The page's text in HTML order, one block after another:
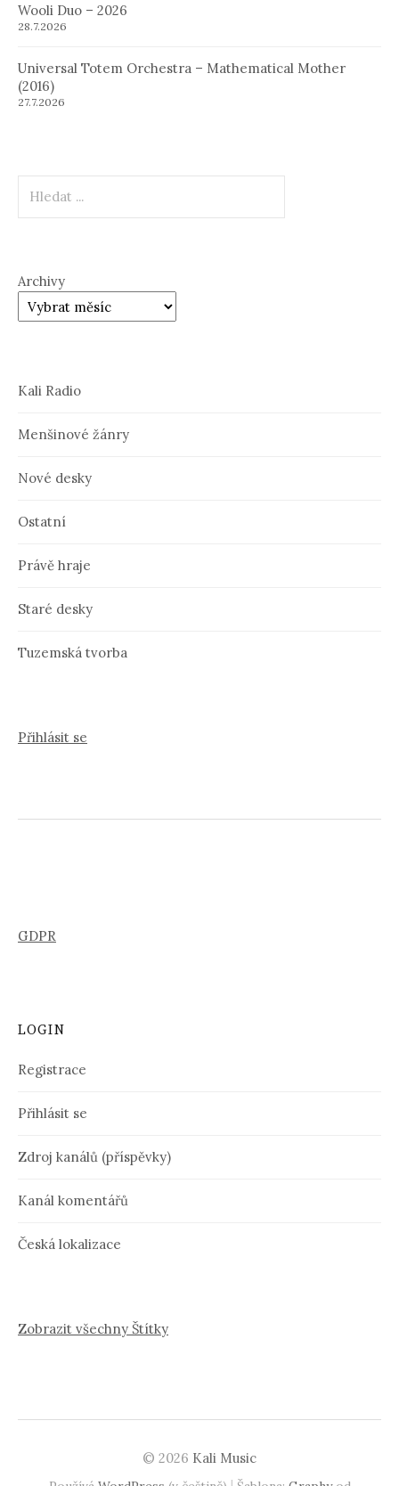
Wooli Duo – 2026
28.7.2026
Universal Totem Orchestra – Mathematical Mother
(2016)
27.7.2026
Archivy
Kali Radio
Menšinové žánry
Nové desky
Ostatní
Právě hraje
Staré desky
Tuzemská tvorba
Přihlásit se
GDPR
LOGIN
Registrace
Přihlásit se
Zdroj kanálů (příspěvky)
Kanál komentářů
Česká lokalizace
Zobrazit všechny Štítky
© 2026 Kali Music